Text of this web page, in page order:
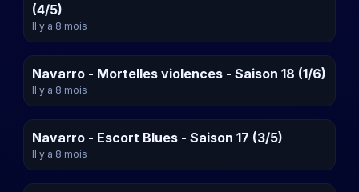
(4/5)
Il y a 8 mois
Navarro - Mortelles violences - Saison 18 (1/6)
Il y a 8 mois
Navarro - Escort Blues - Saison 17 (3/5)
Il y a 8 mois